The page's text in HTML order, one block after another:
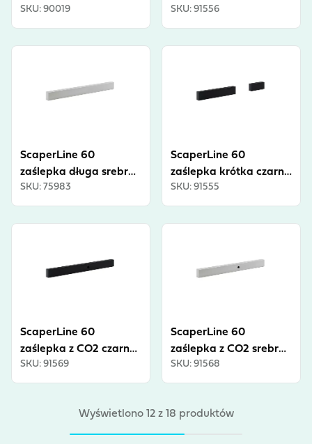
srebrna INT
SKU: 90019
INT
SKU: 91556
ScaperLine 60
zaślepka długa srebrna
INT
SKU: 75983
ScaperLine 60
zaślepka krótka czarna
INT
SKU: 91555
ScaperLine 60
zaślepka z CO2 czarna
INT
SKU: 91569
ScaperLine 60
zaślepka z CO2 srebrna
INT
SKU: 91568
Wyświetlono 12 z 18 produktów